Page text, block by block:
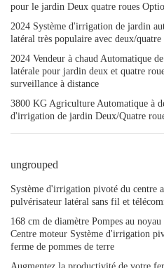
pour le jardin Deux quatre roues
2024 Système d'irrigation de jardin
latéral très populaire avec deux/quatre
2024 Vendeur à chaud Automatique
latérale pour jardin deux et quatre
surveillance à distance
3800 KG Agriculture Automatique à
d'irrigation de jardin Deux/Quatre
ungrouped
Système d'irrigation pivoté du centre
pulvérisateur latéral sans fil et
168 cm de diamètre Pompes au
Centre moteur Système d'irrigation
ferme de pommes de terre